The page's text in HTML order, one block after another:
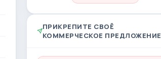
ПРИКРЕПИТЕ СВОЁ
КОММЕРЧЕСКОЕ ПРЕДЛОЖЕНИЕ